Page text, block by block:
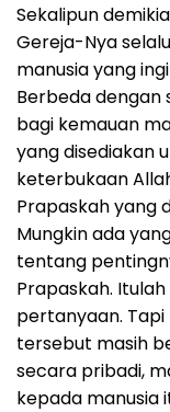
Sekalipun
Gereja-Nya
manusia yang
Berbeda dengan
bagi kemauan
yang disediakan
keterbukaan
Prapaskah yang
Mungkin ada
tentang
Prapaskah.
pertanyaan.
tersebut masih
secara pribadi,
kepada manusia